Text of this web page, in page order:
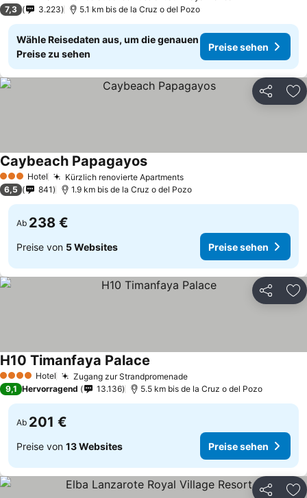
7,3
3.223 5.1 km bis de la Cruz o del Pozo
Wähle Reisedaten aus, um die genauen
Preise zu sehen
Preise sehen
Teilen
3 SterneHotel Kürzlich renovierte Apartments
Caybeach Papagayos
6,5 841 1.9 km bis de la Cruz o del Pozo
Ab 238 €
Preise von 5 Websites Preise sehen
Teilen
4 Sterne Hotel Zugang zur Strandpromenade
H10 Timanfaya Palace
9,1 Hervorragend 13.136 5.5 km bis de la Cruz o del Pozo
Ab 201 €
Preise von 13 Websites Preise sehen